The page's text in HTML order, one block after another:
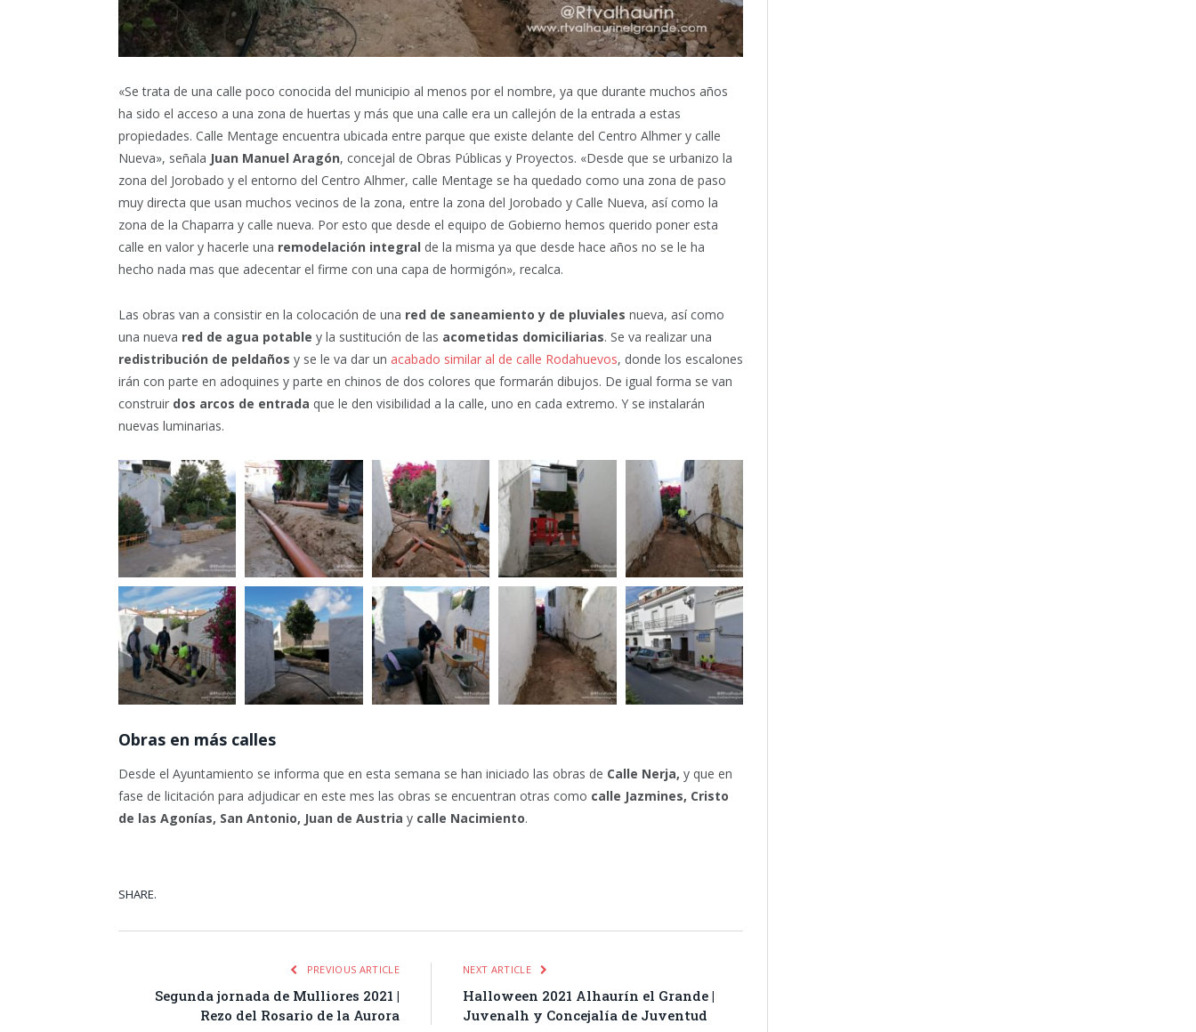
«Se trata de una calle poco conocida del municipio al menos por el nombre, ya que durante muchos años
ha sido el acceso a una zona de huertas y más que una calle era un callejón de la entrada a estas
propiedades. Calle Mentage encuentra ubicada entre parque que existe delante del Centro Alhmer y calle
Nueva», señala Juan Manuel Aragón, concejal de Obras Públicas y Proyectos. «Desde que se urbanizo la
zona del Jorobado y el entorno del Centro Alhmer, calle Mentage se ha quedado como una zona de paso
muy directa que usan muchos vecinos de la zona, entre la zona del Jorobado y Calle Nueva, así como la
zona de la Chaparra y calle nueva. Por esto que desde el equipo de Gobierno hemos querido poner esta
calle en valor y hacerle una remodelación integral de la misma ya que desde hace años no se le ha
hecho nada mas que adecentar el firme con una capa de hormigón», recalca.
Las obras van a consistir en la colocación de una red de saneamiento y de pluviales nueva, así como
una nueva red de agua potable y la sustitución de las acometidas domiciliarias. Se va realizar una
redistribución de peldaños y se le va dar un acabado similar al de calle Rodahuevos, donde los escalones
irán con parte en adoquines y parte en chinos de dos colores que formarán dibujos. De igual forma se van
construir dos arcos de entrada que le den visibilidad a la calle, uno en cada extremo. Y se instalarán
nuevas luminarias.
Obras en más calles
Desde el Ayuntamiento se informa que en esta semana se han iniciado las obras de Calle Nerja, y que en
fase de licitación para adjudicar en este mes las obras se encuentran otras como calle Jazmines, Cristo
de las Agonías, San Antonio, Juan de Austria y calle Nacimiento.
SHARE.
PREVIOUS ARTICLE
Segunda jornada de Mulliores 2021 |
Rezo del Rosario de la Aurora
NEXT ARTICLE
Halloween 2021 Alhaurín el Grande |
Juvenalh y Concejalía de Juventud